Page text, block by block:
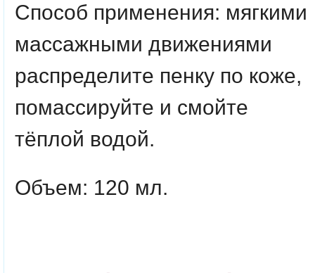
Способ применения: мягкими
массажными движениями
распределите пенку по коже,
помассируйте и смойте
тёплой водой.
Объем: 120 мл.